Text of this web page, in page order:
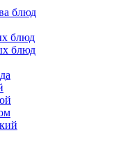
блюд
блюд
блюд